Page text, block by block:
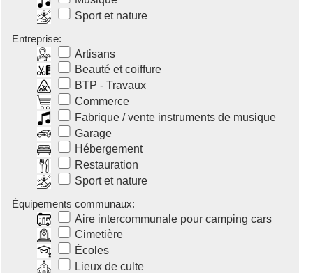
Sport et nature
Entreprise:
Artisans
Beauté et coiffure
BTP - Travaux
Commerce
Fabrique / vente instruments de musique
Garage
Hébergement
Restauration
Sport et nature
Équipements communaux:
Aire intercommunale pour camping cars
Cimetière
Écoles
Lieux de culte